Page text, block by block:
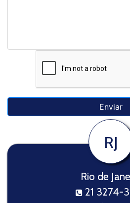
RJ
Rio de
21 3274-